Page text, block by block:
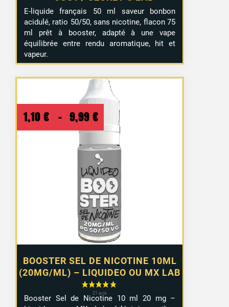
E-liquide français 50 ml saveur bonbon
acidulé, ratio 50/50, sans nicotine, flacon 75
ml prêt à booster, adapté à une vape
équilibrée entre rendu aromatique, hit et
vapeur.
BOOSTER SEL DE NICOTINE 10ML
(20MG/ML) – LIQUIDEO OU MX LAB
1,10 € – 9,99 €
Plage
de
prix :
1,10 €
à
9,99 €
Booster Sel de Nicotine 10 ml 20 mg –